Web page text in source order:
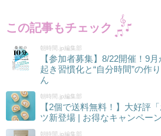
この記事もチェック
朝時間.jp編集部
【参加者募集】8/22開催！9
起き習慣化と“自分時間”の作
ん
朝時間.jp編集部
【2個で送料無料！】大好評
ツ新登場 | お得なキャンペー
朝時間.jp編集部